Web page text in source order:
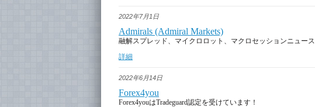
2022年7月1日
Admirals (Admiral Markets)
融解スプレッド、マイクロロット、マクロセッションニュース
詳細
2022年6月14日
Forex4you
Forex4youはTradeguard認定を受けています！